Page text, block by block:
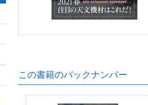
この書籍のバックナンバー